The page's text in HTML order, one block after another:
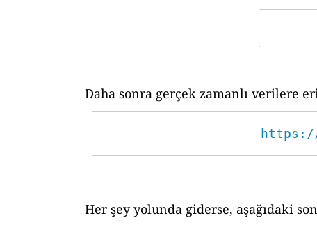
Daha sonra gerçek zamanlı verilere
https://
Her şey yolunda giderse, aşağıdaki